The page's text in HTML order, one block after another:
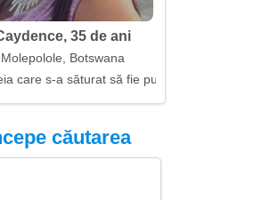
35 de ani
Molepolole, Botswana
care s-a săturat să fie puternică
căutarea